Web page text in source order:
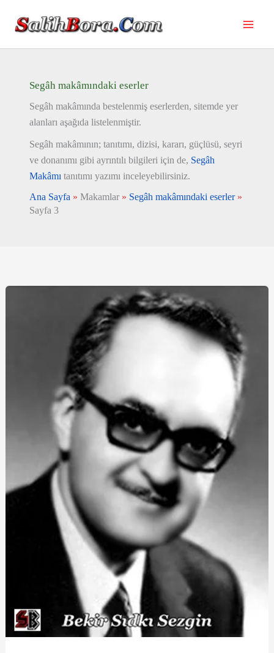
Segâh makâmındaki eserler
Segâh makâmında bestelenmiş eserlerden, sitemde yer
alanları aşağıda listelenmiştir.
Segâh makâmının; tanıtımı, dizisi, kararı, güçlüsü, seyri
ve donanımı gibi ayrıntılı bilgileri için de, Segâh
Makâmı tanıtımı yazımı inceleyebilirsiniz.
Ana Sayfa » Makamlar » Segâh makâmındaki eserler»
Sayfa 3